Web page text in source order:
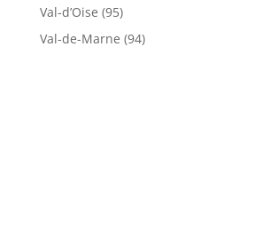
Val-d’Oise (95)
Val-de-Marne (94)